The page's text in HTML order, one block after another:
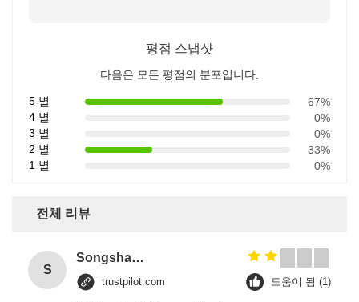
평점 스냅샷
다음은 모든 평점의 분포입니다.
5 별
67%
4 별
0%
3 별
0%
2 별
33%
1 별
0%
전체 리뷰
S
Songshang
trustpilot.com 도움이 됨 (1)